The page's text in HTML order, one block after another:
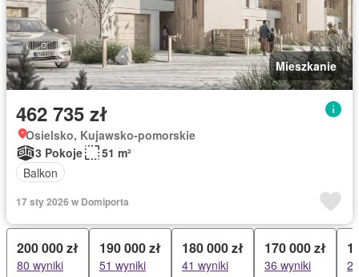
Mieszkanie
462 735 zł
Osielsko, Kujawsko-pomorskie
3 Pokoje
51 m²
Balkon
17 sty 2026 w Domiporta
200 000 zł
80 wyniki
190 000 zł
51 wyniki
180 000 zł
41 wyniki
170 000 zł
36 wyniki